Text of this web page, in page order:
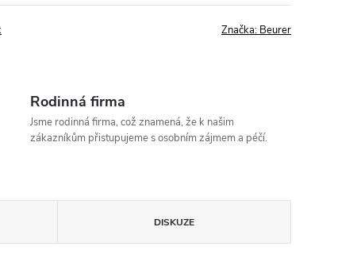
Značka: Beurer
Rodinná firma
Jsme rodinná firma, což znamená, že k našim
zákazníkům přistupujeme s osobním zájmem a péčí.
DISKUZE